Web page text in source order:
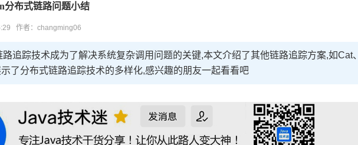
分布式链路问题小结
作者：changming06
追踪技术成为了解决系统复杂调用问题的关键,本文介绍了其他链路追踪方案,如Cat、
了分布式链路追踪技术的多样化,感兴趣的朋友一起看看吧